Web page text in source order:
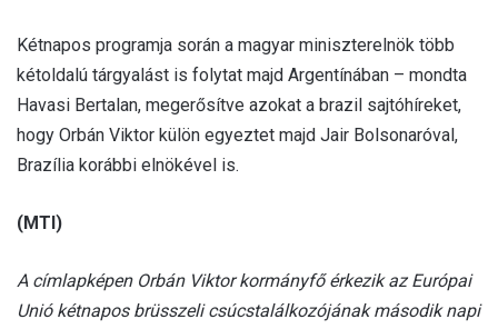
Kétnapos programja során a magyar miniszterelnök több
kétoldalú tárgyalást is folytat majd Argentínában – mondta
Havasi Bertalan, megerősítve azokat a brazil sajtóhíreket,
hogy Orbán Viktor külön egyeztet majd Jair Bolsonaróval,
Brazília korábbi elnökével is.
(MTI)
A címlapképen Orbán Viktor kormányfő érkezik az Európai
Unió kétnapos brüsszeli csúcstalálkozójának második napi